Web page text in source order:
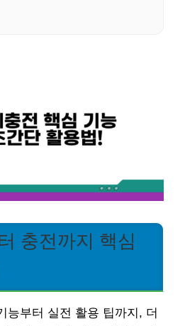
충전까지 핵심
능부터 실전 활용 팁까지, 더